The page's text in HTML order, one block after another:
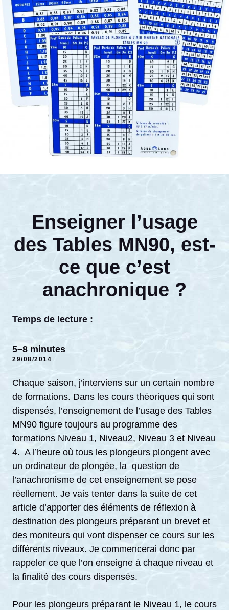
Enseigner l’usage
des Tables MN90, est-
ce que c’est
anachronique ?
Temps de lecture :
5–8 minutes
29/08/2014
Chaque saison, j’interviens sur un certain nombre
de formations. Dans les cours théoriques qui sont
dispensés, l’enseignement de l’usage des Tables
MN90 figure toujours au programme des
formations Niveau 1, Niveau2, Niveau 3 et Niveau
4. A l’heure où tous les plongeurs plongent avec
un ordinateur de plongée, la question de
l’anachronisme de cet enseignement se pose
réellement. Je vais tenter dans la suite de cet
article d’apporter des éléments de réflexion à
destination des plongeurs préparant un brevet et
des moniteurs qui vont dispenser ce cours sur les
différents niveaux. Je commencerai donc par
rappeler ce que l’on enseigne à chaque niveau et
la finalité des cours dispensés.
Pour les plongeurs préparant le Niveau 1, le cours